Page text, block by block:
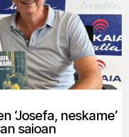
‘Josefa, neskame’
saioan